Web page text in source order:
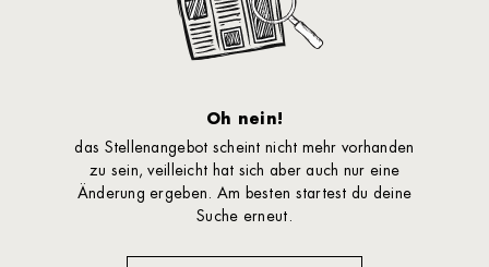
Oh nein!
das Stellenangebot scheint nicht mehr vorhanden
zu sein, veilleicht hat sich aber auch nur eine
Änderung ergeben. Am besten startest du deine
Suche erneut.